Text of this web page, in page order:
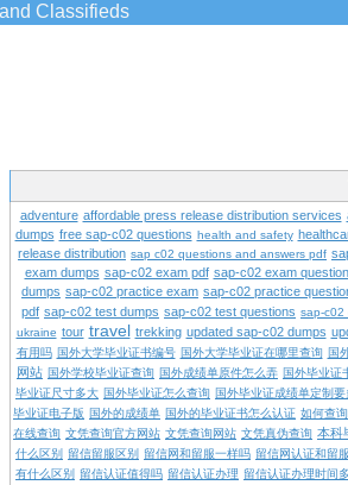
Classifieds
adventure affordable press release distribution services
dumps free sap-c02 questions health and safety
release distribution sap c02 questions and answers pdf
exam dumps sap-c02 exam pdf sap-c02 exam
dumps sap-c02 practice exam sap-c02 practice
pdf sap-c02 test dumps sap-c02 test questions sap-c02
ukraine tour travel trekking updated sap-c02 dumps
有用吗 国外大学毕业证书编号 国外大学毕业证在哪里查询 国
网站 国外学校毕业证查询 国外成绩单原件怎么弄 国外毕业证
毕业证尺寸多大 国外毕业证怎么查询 国外毕业证成绩单定制
毕业证电子版 国外的成绩单 国外的毕业证书怎么认证 如何查
在线查询 文凭查询官方网站 文凭查询网站 文凭真伪查询 本科
什么区别 留信留服区别 留信网和留服一样吗 留信网认证和留
有什么区别 留信认证值得吗 留信认证办理 留信认证办理时间